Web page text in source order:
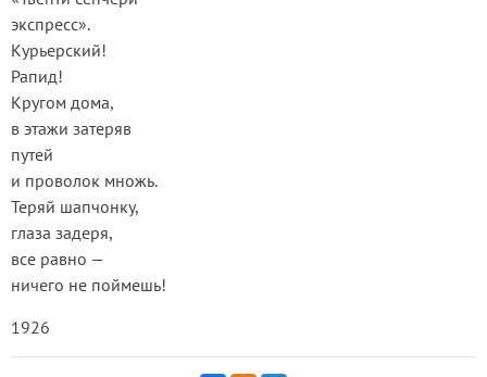
экспресс».
Курьерский!
Рапид!
Кругом дома,
в этажи затеряв
путей
и проволок множь.
Теряй шапчонку,
глаза задеря,
все равно —
ничего не поймешь!
1926